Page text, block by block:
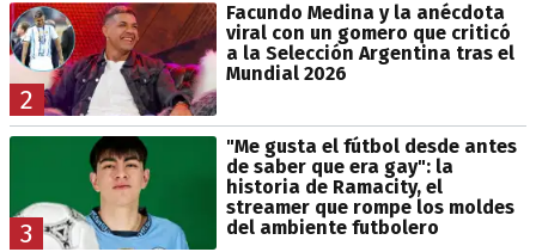
2
Facundo Medina y la anécdota
viral con un gomero que criticó
a la Selección Argentina tras el
Mundial 2026
3
"Me gusta el fútbol desde antes
de saber que era gay": la
historia de Ramacity, el
streamer que rompe los moldes
del ambiente futbolero